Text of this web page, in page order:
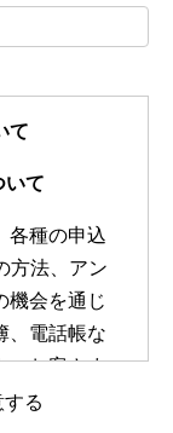
て
いて
各種の申込
方法、アン
機会を通じ
、電話帳な
、お客さま
番号・
る